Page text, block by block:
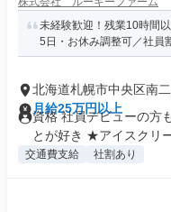
未経験歓迎！残業10時間
5日・お休み調整可／社員
北海道札幌市中央区南
月給25万円以上
資格 社員デビューの方
とが好き ★アイスクリ
交通費支給 社割あり